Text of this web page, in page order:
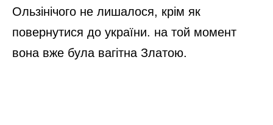
Ользінічого не лишалося, крім як
повернутися до україни. на той момент
вона вже була вагітна Златою.